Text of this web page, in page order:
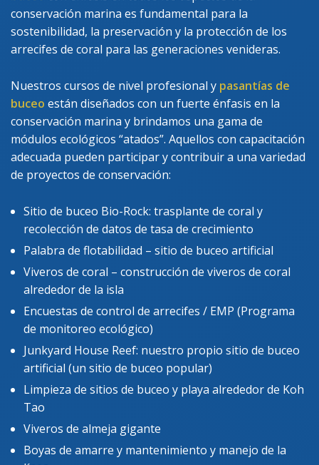
conservación marina es fundamental para la
sostenibilidad, la preservación y la protección de los
arrecifes de coral para las generaciones venideras.
Nuestros cursos de nivel profesional y pasantías de
buceo están diseñados con un fuerte énfasis en la
conservación marina y brindamos una gama de
módulos ecológicos “atados”. Aquellos con capacitación
adecuada pueden participar y contribuir a una variedad
de proyectos de conservación:
Sitio de buceo Bio-Rock: trasplante de coral y
recolección de datos de tasa de crecimiento
Palabra de flotabilidad – sitio de buceo artificial
Viveros de coral – construcción de viveros de coral
alrededor de la isla
Encuestas de control de arrecifes / EMP (Programa
de monitoreo ecológico)
Junkyard House Reef: nuestro propio sitio de buceo
artificial (un sitio de buceo popular)
Limpieza de sitios de buceo y playa alrededor de Koh
Tao
Viveros de almeja gigante
Boyas de amarre y mantenimiento y manejo de la